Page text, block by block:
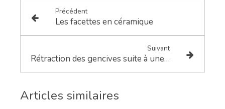
Précédent
Les facettes en céramique
Suivant
Rétraction des gencives suite à une maladie parodontale
Articles similaires